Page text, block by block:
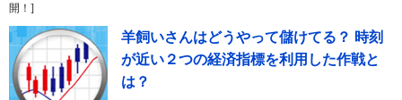
開！]
羊飼いさんはどうやって儲けてる？ 時刻
が近い２つの経済指標を利用した作戦と
は？